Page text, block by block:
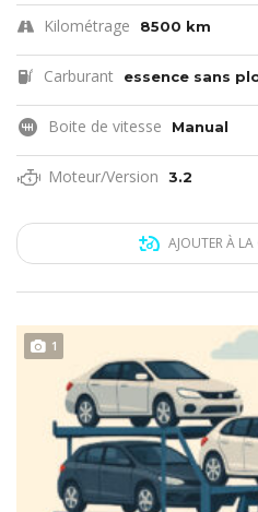
Kilométrage 8500 km
Carburant essence sans
Boite de vitesse Manual
Moteur/Version 3.2
AJOUTER À
1